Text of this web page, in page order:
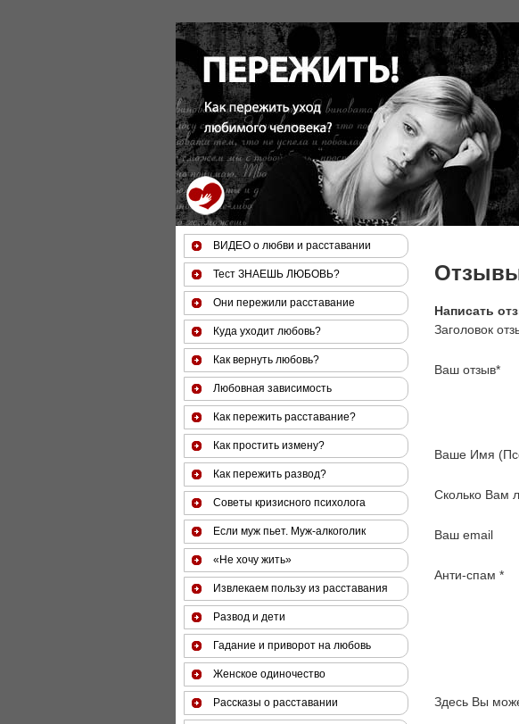
За 50 минут Вы можете оценить тяжесть своего состояния
Написать
Заголовок
Ваш отзыв*
Ваше Имя
Сколько Вам
Ваш email
Анти-спам *
Здесь Вы
ВИДЕО о любви и расставании
Тест ЗНАЕШЬ ЛЮБОВЬ?
Они пережили расставание
Куда уходит любовь?
Как вернуть любовь?
Любовная зависимость
Как пережить расставание?
Как простить измену?
Как пережить развод?
Советы кризисного психолога
Если муж пьет. Муж-алкоголик
«Не хочу жить»
Извлекаем пользу из расставания
Развод и дети
Гадание и приворот на любовь
Женское одиночество
Рассказы о расставании